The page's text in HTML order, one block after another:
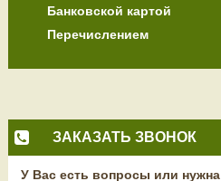
Банковской картой
Перечислением
ЗАКАЗАТЬ ЗВОНОК
У Вас есть вопросы или нужна